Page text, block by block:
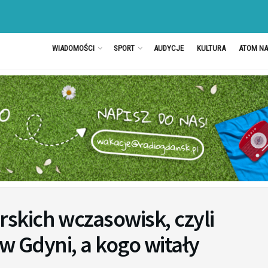
WIADOMOŚCI SPORT AUDYCJE KULTURA ATOM
wczasowisk, czyli
Gdyni, a kogo witały